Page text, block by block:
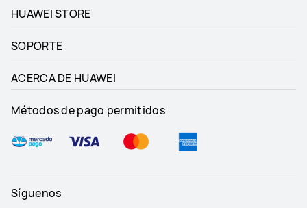
HUAWEI STORE
SOPORTE
ACERCA DE HUAWEI
Métodos de pago permitidos
Síguenos